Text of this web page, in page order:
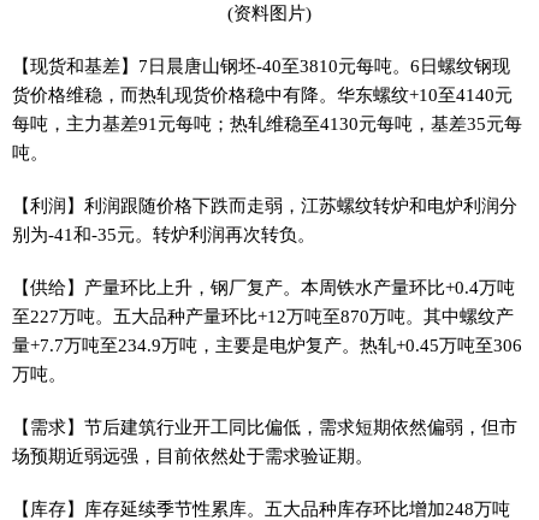
(资料图片)
【现货和基差】7日晨唐山钢坯-40至3810元每吨。6日螺纹钢现
货价格维稳，而热轧现货价格稳中有降。华东螺纹+10至4140元
每吨，主力基差91元每吨；热轧维稳至4130元每吨，基差35元每
吨。
【利润】利润跟随价格下跌而走弱，江苏螺纹转炉和电炉利润分
别为-41和-35元。转炉利润再次转负。
【供给】产量环比上升，钢厂复产。本周铁水产量环比+0.4万吨
至227万吨。五大品种产量环比+12万吨至870万吨。其中螺纹产
量+7.7万吨至234.9万吨，主要是电炉复产。热轧+0.45万吨至306
万吨。
【需求】节后建筑行业开工同比偏低，需求短期依然偏弱，但市
场预期近弱远强，目前依然处于需求验证期。
【库存】库存延续季节性累库。五大品种库存环比增加248万吨